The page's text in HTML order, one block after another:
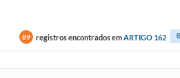
89 registros encontrados emARTIGO 162